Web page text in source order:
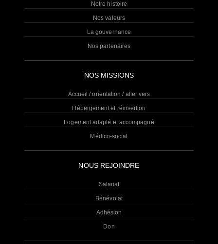
Notre histoire
Nos valeurs
La gouvernance
Nos partenaires
NOS MISSIONS
Accueil / orientation / aller vers
Hébergement et réinsertion
Logement adapté et accompagné
Médico-social
NOUS REJOINDRE
Salariat
Bénévolat
Adhésion
Don